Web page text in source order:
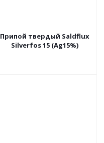
Припой твердый Saldflux
Silverfos 15 (Ag15%)